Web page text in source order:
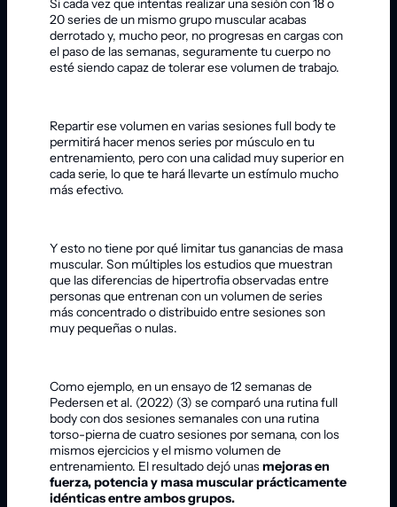
Si cada vez que intentas realizar una sesión con 18 o
20 series de un mismo grupo muscular acabas
derrotado y, mucho peor, no progresas en cargas con
el paso de las semanas, seguramente tu cuerpo no
esté siendo capaz de tolerar ese volumen de trabajo.
Repartir ese volumen en varias sesiones full body te
permitirá hacer menos series por músculo en tu
entrenamiento, pero con una calidad muy superior en
cada serie, lo que te hará llevarte un estímulo mucho
más efectivo.
Y esto no tiene por qué limitar tus ganancias de masa
muscular. Son múltiples los estudios que muestran
que las diferencias de hipertrofia observadas entre
personas que entrenan con un volumen de series
más concentrado o distribuido entre sesiones son
muy pequeñas o nulas.
Como ejemplo, en un ensayo de 12 semanas de
Pedersen et al. (2022) (3) se comparó una rutina full
body con dos sesiones semanales con una rutina
torso-pierna de cuatro sesiones por semana, con los
mismos ejercicios y el mismo volumen de
entrenamiento. El resultado dejó unasmejoras en
fuerza, potencia y masa muscular prácticamente
idénticas entre ambos grupos.